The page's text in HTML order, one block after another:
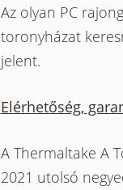
Az olyan PC
toronyházat
jelent.
Elérhetőség,
A Thermaltake A
2021 utolsó